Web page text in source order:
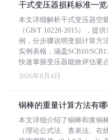
干式变压器损耗标准一
本文详细解析干式变压器空
（GB/T 10228-2015），提
例，分步骤说明变损计算方
实例表格，涵盖SCB10/
快速掌握变压器能效评估要点
2026年8月4日
铜棒的重量计算方法有
本文详细介绍了铜棒和黄铜
（理论公式法、查表法、在